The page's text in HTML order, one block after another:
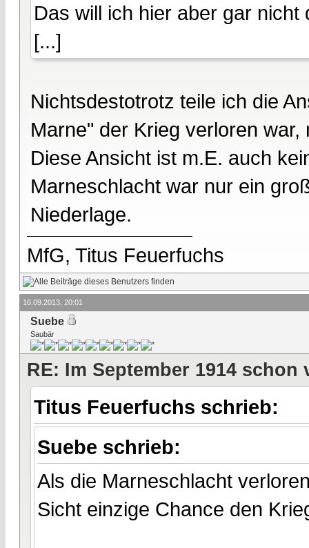
Das will ich hier aber gar nicht
[...]
Nichtsdestotrotz teile ich die
Marne" der Krieg verloren war,
Diese Ansicht ist m.E. auch
Marneschlacht war nur ein
Niederlage.
MfG, Titus Feuerfuchs
16.09.2013, 20:01
Suebe
Saubär
RE: Im September 1914 schon
Titus Feuerfuchs schrieb:
Suebe schrieb:
Als die Marneschlacht
Sicht einzige Chance den